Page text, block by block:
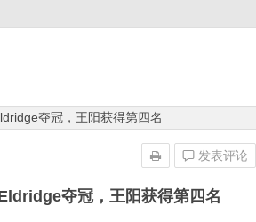
夺冠，王阳获得第四名
夺冠，王阳获得第四名
发表评论